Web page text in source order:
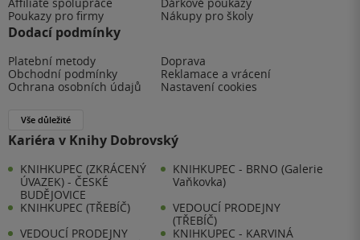
Affiliate spolupráce
Dárkové poukazy
Poukazy pro firmy
Nákupy pro školy
Dodací podmínky
Platební metody
Doprava
Obchodní podmínky
Reklamace a vrácení
Ochrana osobních údajů
Nastavení cookies
Vše důležité
Kariéra v Knihy Dobrovský
KNIHKUPEC (ZKRÁCENÝ
ÚVAZEK) - ČESKÉ
BUDĚJOVICE
KNIHKUPEC - BRNO (Galerie
Vaňkovka)
KNIHKUPEC (TŘEBÍČ)
VEDOUCÍ PRODEJNY
(TŘEBÍČ)
VEDOUCÍ PRODEJNY
KNIHKUPEC - KARVINÁ